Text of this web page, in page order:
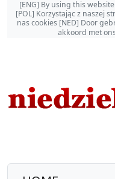
[ENG] By using this
[POL] Korzystając z naszej
nas cookies [NED] Door
akkoord met